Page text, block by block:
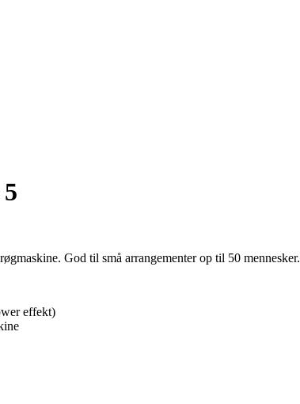
God til små arrangementer op til 50 mennesker.
effekt)